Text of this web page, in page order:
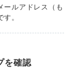
ールアドレス（も
。
を確認